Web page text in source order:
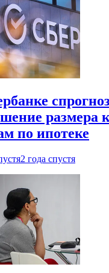
размера
по ипотеке
2 года спустя